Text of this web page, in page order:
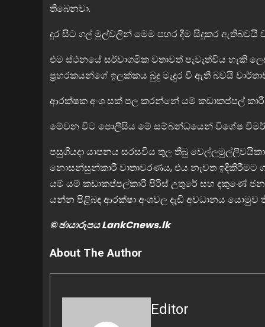
තිබෙනවා.
දුර සිට ගල් මුල්වලින් මෙම පහර දීම සිදුකර ඇතිබවයි
එම ස්ථනයේ සර්වාගමික වතාවත් පැවැත්විය හැකි
ප්‍රහරකයන්ගේ ඉලක්කය බුදු මැදුර වී ඇති බවයි
ආරක්ෂක අංශ සක් පල කරන්නේ යම් කඩාකප්පල්
මේවන විට පොලීසිය මේ සම්බන්ධයෙන් විශේෂ
පසුගියදා යාපනය සරසවිය තුල තිබු
නොසන්සුන්කාරී වාතාවරණය, එය නැවත
යම් යම් කඩාකප්පල්කාරී පිරිස් උතුරේ සහ දකුණේ
යන්න පිළිබඳ ආරක්ෂා අංශවල දැඩි අවධානය යොමුව
© ඡායාරුපය LankCnews.lk
About The Author
Editor